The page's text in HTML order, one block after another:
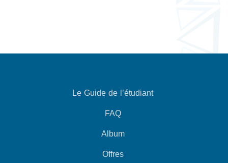
Le Guide de l’étudiant
FAQ
Album
Offres